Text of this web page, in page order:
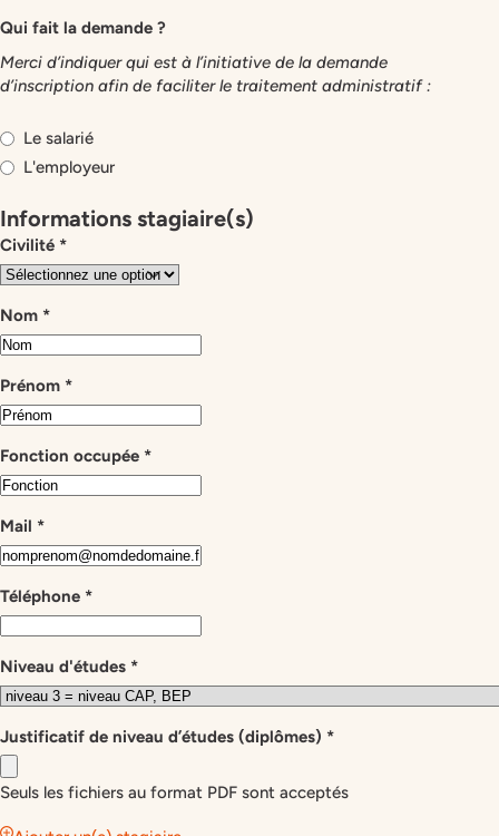
Qui fait la demande ?
Merci d’indiquer qui est à l’initiative de la demande
d’inscription afin de faciliter le traitement administratif :
Qui fait la demande ?
Le salarié
L'employeur
Informations stagiaire(s)
Civilité *
Nom *
Prénom *
Fonction occupée *
Mail *
Téléphone *
Niveau d'études *
Justificatif de niveau d’études (diplômes) *
Seuls les fichiers au format PDF sont acceptés